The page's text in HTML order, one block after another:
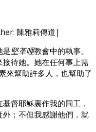
陳雅莉傳道|
是堅革哩教會中的執事。
待她。她在任何事上需
來幫助許多人，也幫助了
督耶穌裏作我的同工，
；不但我感謝他們，就